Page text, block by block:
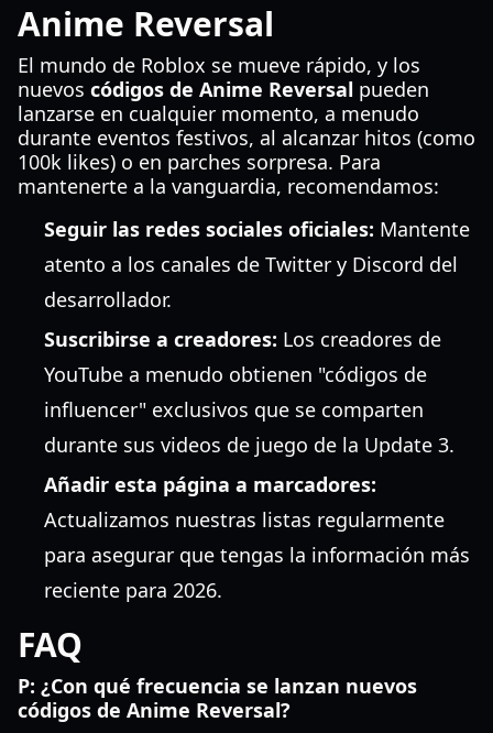
Anime Reversal
El mundo de Roblox se mueve rápido, y los
nuevos códigos de Anime Reversal pueden
lanzarse en cualquier momento, a menudo
durante eventos festivos, al alcanzar hitos (como
100k likes) o en parches sorpresa. Para
mantenerte a la vanguardia, recomendamos:
Seguir las redes sociales oficiales: Mantente
atento a los canales de Twitter y Discord del
desarrollador.
Suscribirse a creadores: Los creadores de
YouTube a menudo obtienen "códigos de
influencer" exclusivos que se comparten
durante sus videos de juego de la Update 3.
Añadir esta página a marcadores:
Actualizamos nuestras listas regularmente
para asegurar que tengas la información más
reciente para 2026.
FAQ
P: ¿Con qué frecuencia se lanzan nuevos
códigos de Anime Reversal?